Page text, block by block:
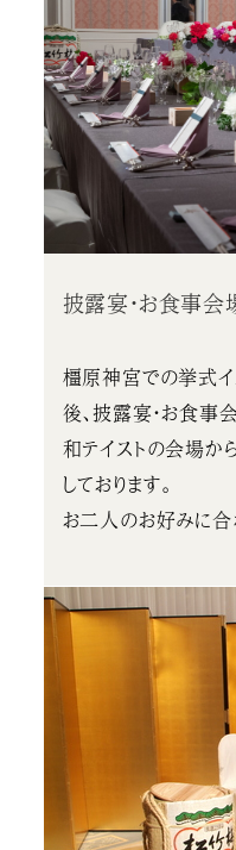
披露宴・お食事
橿原神宮での挙式
後、披露宴・お食事
和テイストの会場か
しております。
お二人のお好みに合